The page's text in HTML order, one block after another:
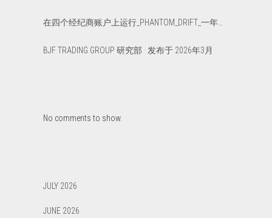
BJF TRADING GROUP 研究部 · 发布于 2026年3月
No comments to show.
JULY 2026
JUNE 2026